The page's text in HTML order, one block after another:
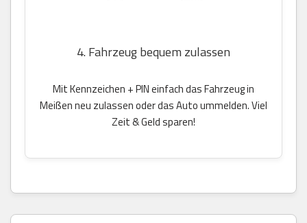
4. Fahrzeug bequem zulassen
Mit Kennzeichen + PIN einfach das Fahrzeug in
Meißen neu zulassen oder das Auto ummelden. Viel
Zeit & Geld sparen!